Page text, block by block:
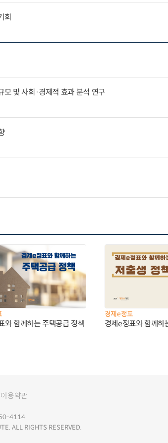
회
모 및 사회·경제적 효과 분석 연구
와 함께하는 주택공급 정책
경제e정표
경제e정표와 함께하
이용약관
4114
ALL RIGHTS RESERVED.